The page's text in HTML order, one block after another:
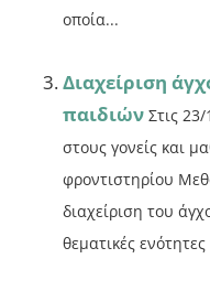
οποία...
Διαχείριση
παιδιών Στις
στους γονείς και
φροντιστηρίου
διαχείριση του
θεματικές